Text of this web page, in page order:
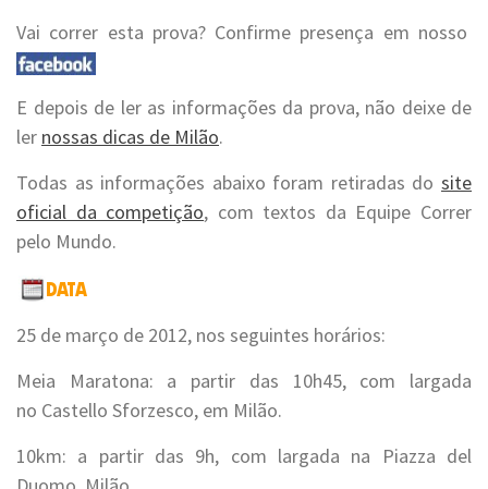
Vai correr esta prova? Confirme presença em nosso
E depois de ler as informações da prova, não deixe de
ler nossas dicas de Milão.
Todas as informações abaixo foram retiradas do site
oficial da competição, com textos da Equipe Correr
pelo Mundo.
25 de março de 2012, nos seguintes horários:
Meia Maratona: a partir das 10h45, com largada
no Castello Sforzesco, em Milão.
10km: a partir das 9h, com largada na Piazza del